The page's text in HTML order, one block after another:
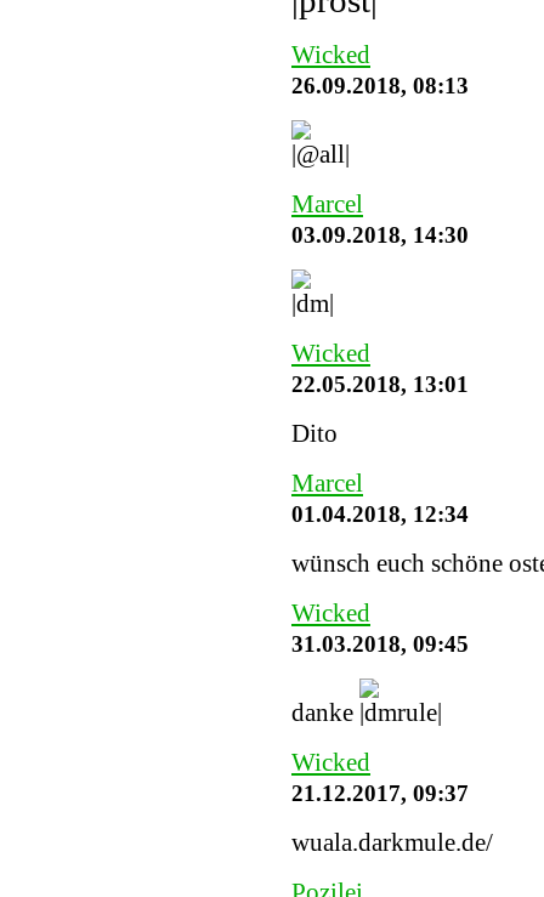
Wicked
26.09.2018, 08:13
Marcel
03.09.2018, 14:30
Wicked
22.05.2018, 13:01
Dito
Marcel
01.04.2018, 12:34
wünsch euch schöne
Wicked
31.03.2018, 09:45
danke
Wicked
21.12.2017, 09:37
wuala.darkmule.de/